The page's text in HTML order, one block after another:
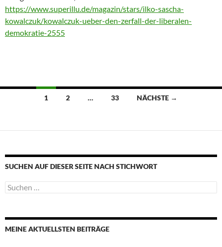
https://www.superillu.de/magazin/stars/ilko-sascha-
kowalczuk/kowalczuk-ueber-den-zerfall-der-liberalen-
demokratie-2555
Beitragsnavigation
1 2 … 33 NÄCHSTE →
SUCHEN AUF DIESER SEITE NACH STICHWORT
Suche
nach:
MEINE AKTUELLSTEN BEITRÄGE